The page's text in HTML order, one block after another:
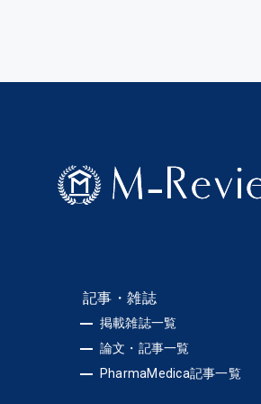
記事・雑誌
掲載雑誌一覧
論文・記事一覧
PharmaMedica記事一覧